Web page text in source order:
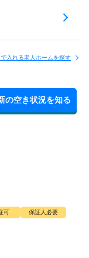
入れる老人ホームを探す
の空き状況を知る
可
保証人必要